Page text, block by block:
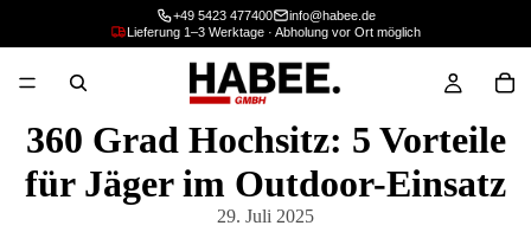
+49 5423 477400
info@habee.de
Lieferung 1–3 Werktage · Abholung vor Ort möglich
360 Grad Hochsitz: 5 Vorteile
für Jäger im Outdoor-Einsatz
29. Juli 2025